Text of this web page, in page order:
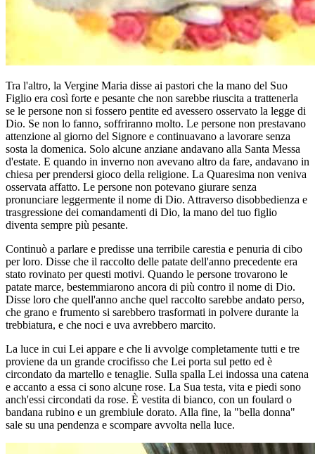
Tra l'altro, la Vergine Maria disse ai pastori che la mano del Suo
Figlio era così forte e pesante che non sarebbe riuscita a trattenerla
se le persone non si fossero pentite ed avessero osservato la legge di
Dio. Se non lo fanno, soffriranno molto. Le persone non prestavano
attenzione al giorno del Signore e continuavano a lavorare senza
sosta la domenica. Solo alcune anziane andavano alla Santa Messa
d'estate. E quando in inverno non avevano altro da fare, andavano in
chiesa per prendersi gioco della religione. La Quaresima non veniva
osservata affatto. Le persone non potevano giurare senza
pronunciare leggermente il nome di Dio. Attraverso disobbedienza e
trasgressione dei comandamenti di Dio, la mano del tuo figlio
diventa sempre più pesante.
Continuò a parlare e predisse una terribile carestia e penuria di cibo
per loro. Disse che il raccolto delle patate dell'anno precedente era
stato rovinato per questi motivi. Quando le persone trovarono le
patate marce, bestemmiarono ancora di più contro il nome di Dio.
Disse loro che quell'anno anche quel raccolto sarebbe andato perso,
che grano e frumento si sarebbero trasformati in polvere durante la
trebbiatura, e che noci e uva avrebbero marcito.
La luce in cui Lei appare e che li avvolge completamente tutti e tre
proviene da un grande crocifisso che Lei porta sul petto ed è
circondato da martello e tenaglie. Sulla spalla Lei indossa una catena
e accanto a essa ci sono alcune rose. La Sua testa, vita e piedi sono
anch'essi circondati da rose. È vestita di bianco, con un foulard o
bandana rubino e un grembiule dorato. Alla fine, la "bella donna"
sale su una pendenza e scompare avvolta nella luce.